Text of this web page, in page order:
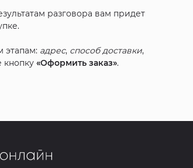
разговора вам придет
этапам: адрес, способ доставки,
кнопку«Оформить заказ».